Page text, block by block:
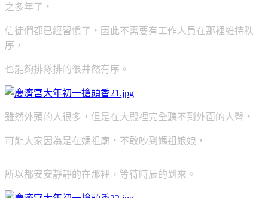
之多年了，
信徒們都已經習慣了，因此不需要有工作人員在那裡維持秩
序，
也能夠排隊排的很井然有序。
雖然外頭的人很多，但是在大殿裡完全聽不到外面的人聲，
可能大家因為是在媽祖廟，不敢吵到媽祖娘娘，
所以都安安靜靜的在那裡，等待時辰的到來。